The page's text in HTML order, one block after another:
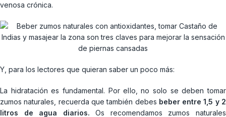
venosa crónica.
Y, para los lectores que quieran saber un poco más:
La hidratación es fundamental. Por ello, no solo se deben tomar
zumos naturales, recuerda que también debes beber entre 1,5 y 2
litros de agua diarios. Os recomendamos zumos naturales